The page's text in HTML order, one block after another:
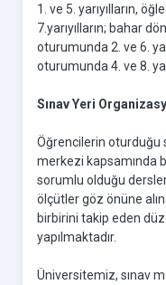
1. ve 5. yarıyılların,
7.yarıyılların; bahar
oturumunda 2. ve 6.
oturumunda 4. ve 8.
Sınav Yeri
Öğrencilerin oturduğu
merkezi kapsamında
sorumlu olduğu dersler,
ölçütler göz önüne
birbirini takip eden
yapılmaktadır.
Üniversitemiz, sınav